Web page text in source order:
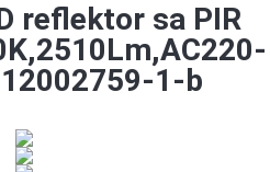
reflektor sa PIR
1-b